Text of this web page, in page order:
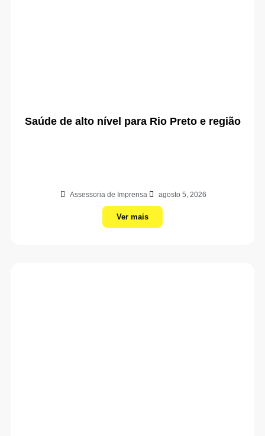
Saúde de alto nível para Rio Preto e região
Assessoria de Imprensa agosto 5, 2026
Ver mais